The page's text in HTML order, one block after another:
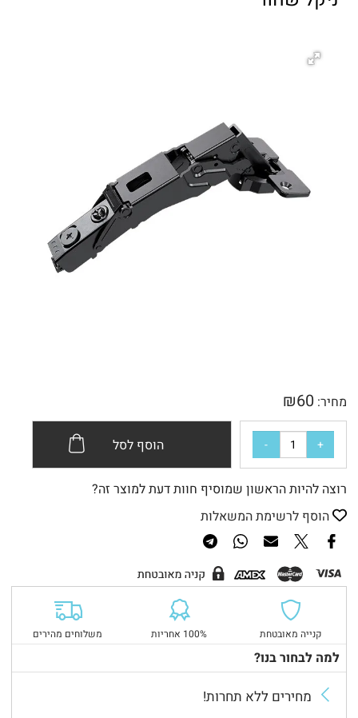
מחיר: ₪60
הוסף לסל
רוצה להיות הראשון שמוסיף חוות דעת למוצר זה?
הוסף לרשימת המשאלות
קנייה מאובטחת 100% אחריות משלוחים מהירים
למה לבחור בנו?
מחירים ללא תחרות!